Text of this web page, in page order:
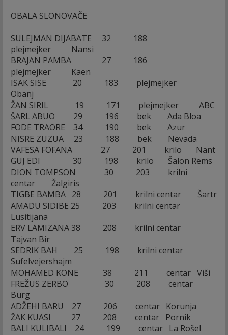
OBALA SLONOVAČE
SULEJMAN DIJABATE 32 188
plejmejker Nansi
BRAJAN PAMBA 27 186
plejmejker Kaen
ISAK SISE 20 183 plejmejker
Obanj
ŽAN SIRIL 19 171 plejmejker ABC
ŠARL ABUO 29 196 bek Ada Bloa
FODE TRAORE 34 190 bek Azur
NISRE ZUZUA 23 188 bek Nevada
VAFESA FOFANA 27 201 krilo Nant
GUJ EDI 30 198 krilo Šalon Rems
DION TOMPSON 30 203 krilni
centar Žalgiris
TIGBE BAMBA 28 201 krilni centar Šartr
AMADU SIDIBE 25 203 krilni centar
Lusitijana
ERV LAMIZANA 38 208 krilni centar
Tajvan Bir
SEDRIK BAH 25 198 krilni centar
Sufelvejershajm
MOHAMED KONE 38 211 centar Viši
FREŽUS ZERBO 30 208 centar
Burg
ADŽEHI BARU 27 206 centar Korunja
ŽAK KUASI 27 208 centar Pornik
BALI KULIBALI 24 199 centar La Rošel